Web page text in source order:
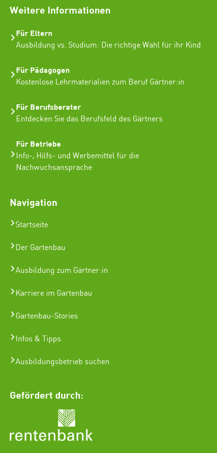
Weitere Informationen
Für Eltern
Ausbildung vs. Studium: Die richtige Wahl für ihr Kind
Für Pädagogen
Kostenlose Lehrmaterialien zum Beruf Gärtner:in
Für Berufsberater
Entdecken Sie das Berufsfeld des Gärtners
Für Betriebe
Info-, Hilfs- und Werbemittel für die
Nachwuchsansprache
Navigation
Startseite
Der Gartenbau
Ausbildung zum Gärtner:in
Karriere im Gartenbau
Gartenbau-Stories
Infos & Tipps
Ausbildungsbetrieb suchen
Gefördert durch: